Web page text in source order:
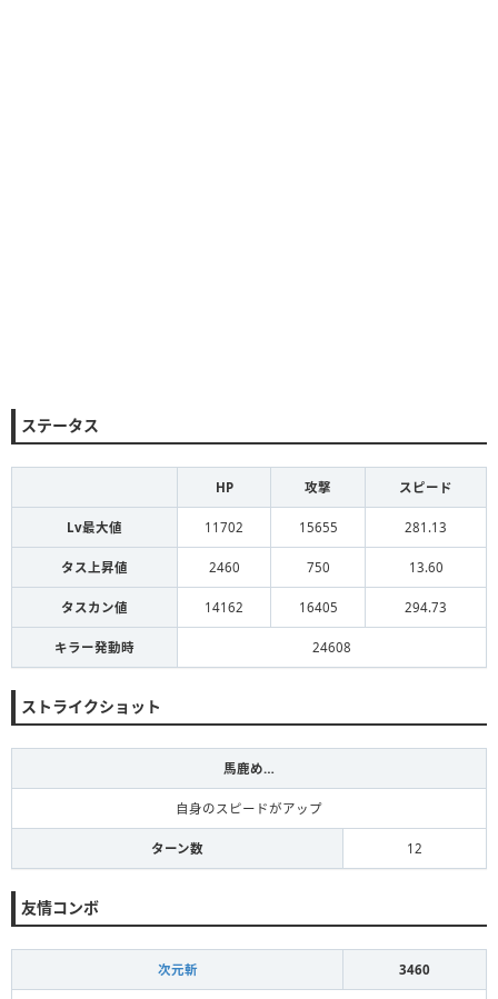
ステータス
HP 攻撃 スピード
Lv最大値 11702 15655 281.13
タス上昇値 2460 750 13.60
タスカン値 14162 16405 294.73
キラー発動時 24608
ストライクショット
馬鹿め…
自身のスピードがアップ
ターン数 12
友情コンボ
次元斬 3460